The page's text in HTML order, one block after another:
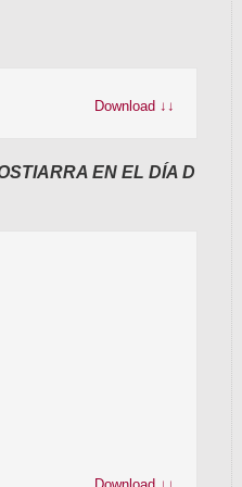
Download ↓↓
EN EL DÍA D